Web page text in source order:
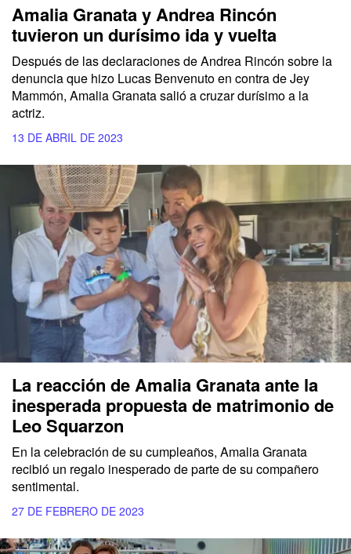
Amalia Granata y Andrea Rincón
tuvieron un durísimo ida y vuelta
Después de las declaraciones de Andrea Rincón sobre la
denuncia que hizo Lucas Benvenuto en contra de Jey
Mammón, Amalia Granata salió a cruzar durísimo a la
actriz.
13 DE ABRIL DE 2023
La reacción de Amalia Granata ante la
inesperada propuesta de matrimonio de
Leo Squarzon
En la celebración de su cumpleaños, Amalia Granata
recibió un regalo inesperado de parte de su compañero
sentimental.
27 DE FEBRERO DE 2023